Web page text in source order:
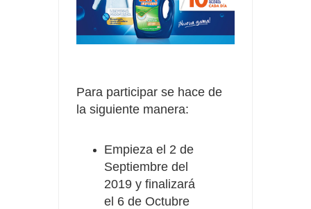
Para participar se hace de
la siguiente manera:
Empieza el 2 de
Septiembre del
2019 y finalizará
el 6 de Octubre